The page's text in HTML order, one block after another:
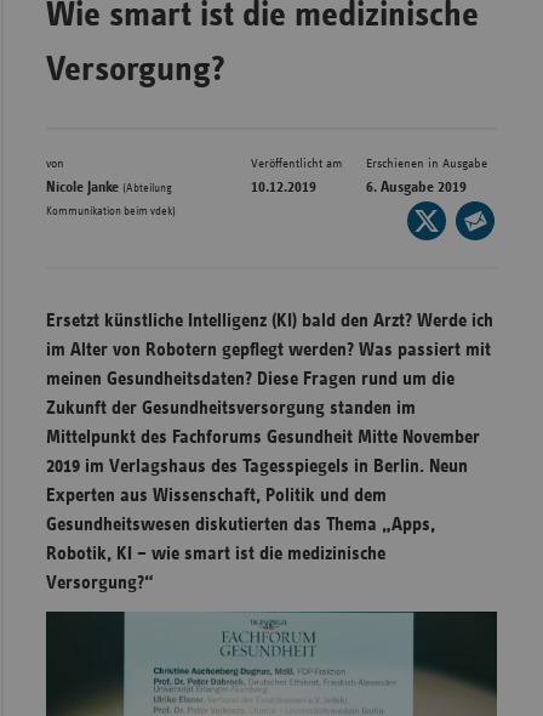
Hessen
Wie smart ist die medizinische
Versorgung?
von
Nicole Janke (Abteilung
Kommunikation beim vdek)
Veröffentlicht am
10.12.2019
Erschienen in Ausgabe
6. Ausgabe 2019
Seite
auf
E-
Mail
Ersetzt künstliche Intelligenz (KI) bald den Arzt? Werde ich
im Alter von Robotern gepflegt werden? Was passiert mit
meinen Gesundheitsdaten? Diese Fragen rund um die
Zukunft der Gesundheitsversorgung standen im
Mittelpunkt des Fachforums Gesundheit Mitte November
2019 im Verlagshaus des Tagesspiegels in Berlin. Neun
Experten aus Wissenschaft, Politik und dem
Gesundheitswesen diskutierten das Thema „Apps,
Robotik, KI – wie smart ist die medizinische
Versorgung?“